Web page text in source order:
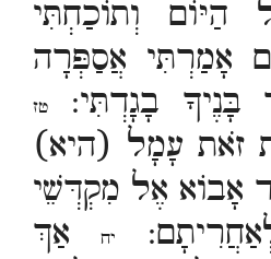
הַיּוֹם וְתוֹכַחְתִּי
אָמַרְתִּי אֲסַפְּרָה
בָּנֶיךָ בָגָדְתִּי:
טז
זֹאת עָמָל (היא)
אָבוֹא אֶל מִקְדְּשֵׁי
יחאַךְ